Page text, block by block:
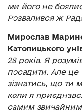
ми його не
Розвалився ж
Мирослав
Католицького
28 років. Я
посадити. Але це
зізнатись, що ти
коли я
самим